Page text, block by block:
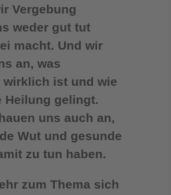
Vergebung
weder gut tut
macht. Und wir
an, was
wirklich ist und wie
Heilung gelingt.
uns auch an,
Wut und gesunde
zu tun haben.
zum Thema sich